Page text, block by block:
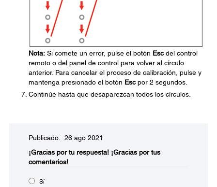
Nota: Si comete un error, pulse el botón Escdel control
remoto o del panel de control para volver al círculo
anterior. Para cancelar el proceso de calibración, pulse y
mantenga presionado el botón Escpor 2 segundos.
Continúe hasta que desaparezcan todos los círculos.
Publicado: 26 ago 2021
¡Gracias por tu respuesta! ¡Gracias por tus
comentarios!
Sí